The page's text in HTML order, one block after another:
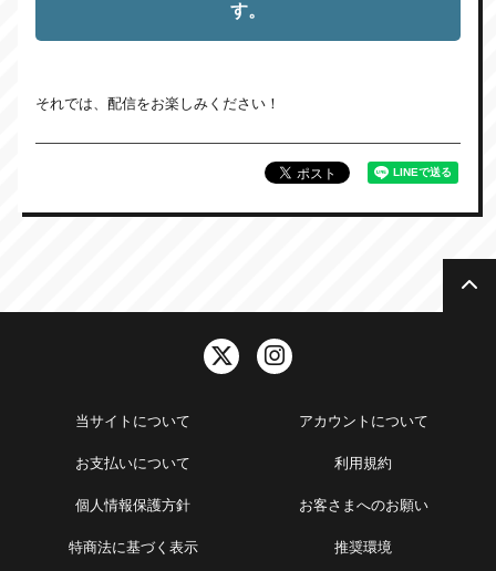
す。
それでは、配信をお楽しみください！
当サイトについて アカウントについて
お支払いについて 利用規約
個人情報保護方針 お客さまへのお願い
特商法に基づく表示 推奨環境